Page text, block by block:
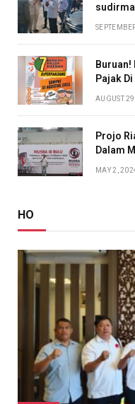
Buruan!
Pajak
AUGUST
Projo
Dalam
MAY 2,
HO